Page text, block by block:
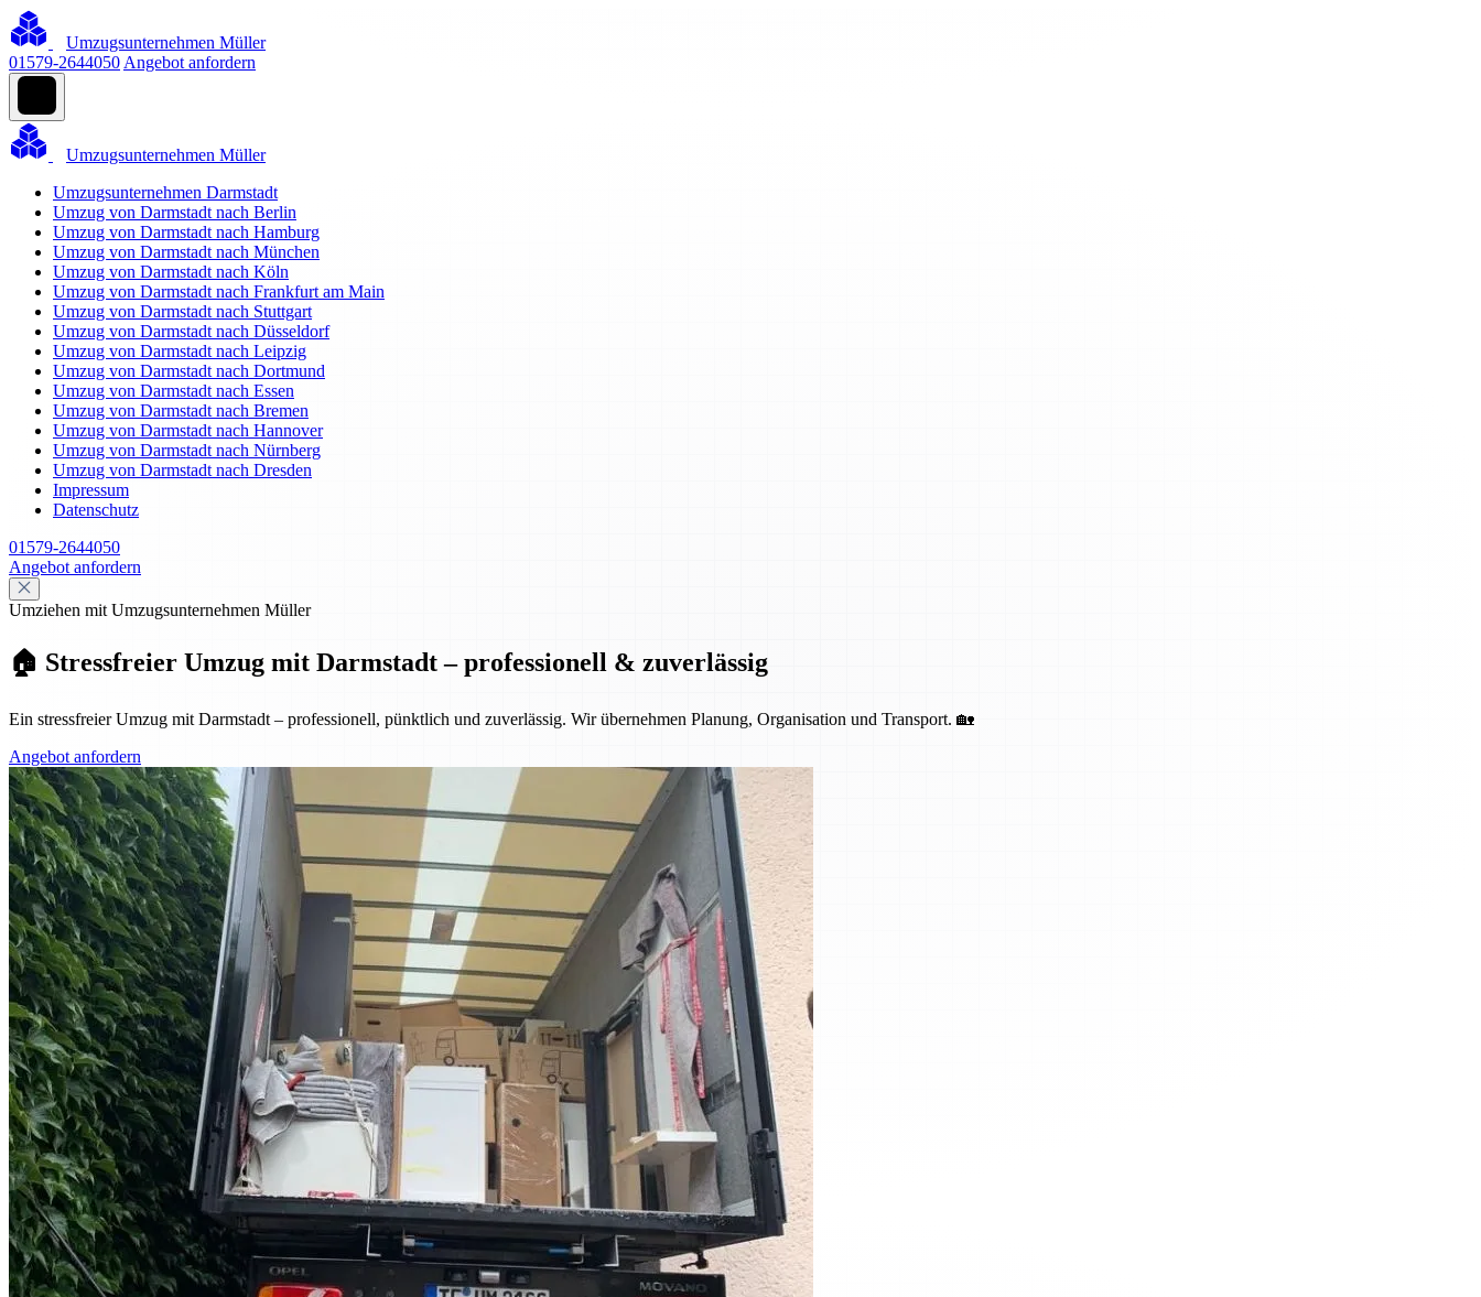
Umzugsunternehmen Müller
01579-2644050 Angebot anfordern
Umzugsunternehmen Müller
Umzugsunternehmen Darmstadt
Umzug von Darmstadt nach Berlin
Umzug von Darmstadt nach Hamburg
Umzug von Darmstadt nach München
Umzug von Darmstadt nach Köln
Umzug von Darmstadt nach Frankfurt am Main
Umzug von Darmstadt nach Stuttgart
Umzug von Darmstadt nach Düsseldorf
Umzug von Darmstadt nach Leipzig
Umzug von Darmstadt nach Dortmund
Umzug von Darmstadt nach Essen
Umzug von Darmstadt nach Bremen
Umzug von Darmstadt nach Hannover
Umzug von Darmstadt nach Nürnberg
Umzug von Darmstadt nach Dresden
Impressum
Datenschutz
01579-2644050
Angebot anfordern
Umziehen mit Umzugsunternehmen Müller
🏠 Stressfreier Umzug mit Darmstadt – professionell & zuverlässig
Ein stressfreier Umzug mit Darmstadt – professionell, pünktlich und zuverlässig. Wir übernehmen Planung, Organisation und Transport. 🏡
Angebot anfordern